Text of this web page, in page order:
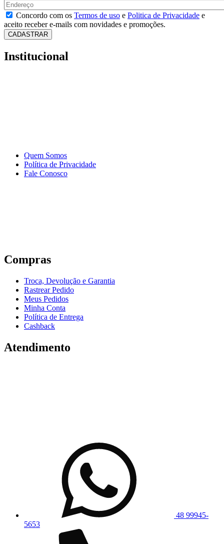
Concordo com os Termos de uso e Politica de Privacidade e
aceito receber e-mails com novidades e promoções.
CADASTRAR
Institucional
Quem Somos
Política de Privacidade
Fale Conosco
Compras
Troca, Devolução e Garantia
Rastrear Pedido
Meus Pedidos
Minha Conta
Política de Entrega
Cashback
Atendimento
48 99945-
5653